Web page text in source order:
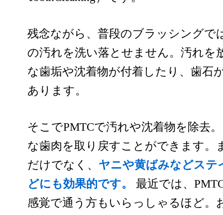
残念ながら、普段のブラッシングで
の汚れを洗い落とせません。汚れを
な歯垢や沈着物が付着したり、歯石
あります。
そこでPMTCで汚れや沈着物を除去
な歯肉を取り戻すことができます。
だけでなく、 ヤニや黄ばみなどステ
どにも効果的です。
最近では、
感覚で通う方もいらっしゃるほど。